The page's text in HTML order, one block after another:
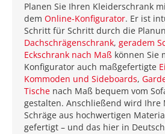
Planen Sie Ihren Kleiderschrank
dem Online-Konfigurator. Er ist
Schritt für Schritt durch die
Dachschrägenschrank, geradem
Eckschrank nach Maß können Sie
Konfigurator auch maßgefertigte
Kommoden und Sideboards,
Tische nach Maß bequem vom
gestalten. Anschließend wird
Schräge aus hochwertigen
gefertigt – und das hier in